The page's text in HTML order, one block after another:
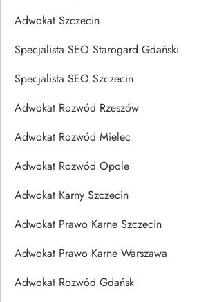
Adwokat Szczecin
Specjalista SEO Starogard Gdański
Specjalista SEO Szczecin
Adwokat Rozwód Rzeszów
Adwokat Rozwód Mielec
Adwokat Rozwód Opole
Adwokat Karny Szczecin
Adwokat Prawo Karne Szczecin
Adwokat Prawo Karne Warszawa
Adwokat Rozwód Gdańsk